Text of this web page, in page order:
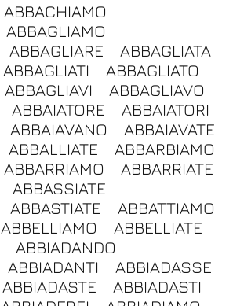
ABBACHIAMO
ABBAGLIAMO
ABBAGLIARE
ABBAGLIATA
ABBAGLIATI
ABBAGLIATO
ABBAGLIAVI
ABBAGLIAVO
ABBAIATORE
ABBAIATORI
ABBAIAVANO
ABBAIAVATE
ABBALLIATE
ABBARBIAMO
ABBARRIAMO
ABBARRIATE
ABBASSIATE
ABBASTIATE
ABBATTIAMO
ABBELLIAMO
ABBELLIATE
ABBIADANDO
ABBIADANTI
ABBIADASSE
ABBIADASTE
ABBIADASTI